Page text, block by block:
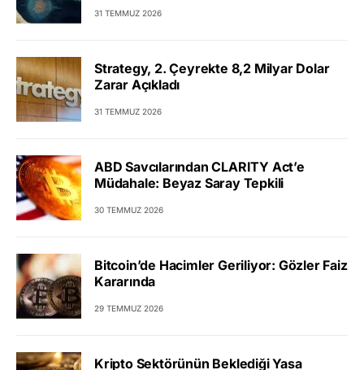
31 TEMMUZ 2026
Strategy, 2. Çeyrekte 8,2 Milyar Dolar
Zarar Açıkladı
31 TEMMUZ 2026
ABD Savcılarından CLARITY Act’e
Müdahale: Beyaz Saray Tepkili
30 TEMMUZ 2026
Bitcoin’de Hacimler Geriliyor: Gözler Faiz
Kararında
29 TEMMUZ 2026
Kripto Sektörünün Beklediği Yasa